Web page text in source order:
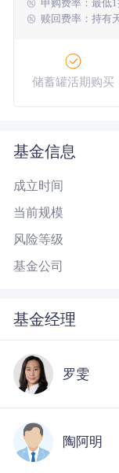
成立以来 -
申购费率： 最低
赎回费率：持有
储蓄罐活期购买
基金信息
成立时间
当前规模
风险等级
基金公司
基金经理
罗雯
陶阿明